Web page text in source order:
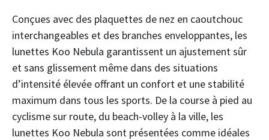
Conçues avec des plaquettes de nez en caoutchouc
interchangeables et des branches enveloppantes, les
lunettes Koo Nebula garantissent un ajustement sûr
et sans glissement même dans des situations
d’intensité élevée offrant un confort et une stabilité
maximum dans tous les sports. De la course à pied au
cyclisme sur route, du beach-volley à la ville, les
lunettes Koo Nebula sont présentées comme idéales